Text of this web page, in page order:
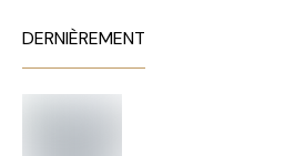
DERNIÈREMENT